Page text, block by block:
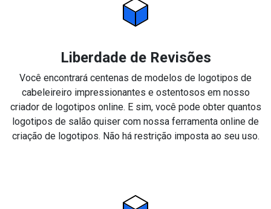
Liberdade de Revisões
Você encontrará centenas de modelos de logotipos de
cabeleireiro impressionantes e ostentosos em nosso
criador de logotipos online. E sim, você pode obter quantos
logotipos de salão quiser com nossa ferramenta online de
criação de logotipos. Não há restrição imposta ao seu uso.